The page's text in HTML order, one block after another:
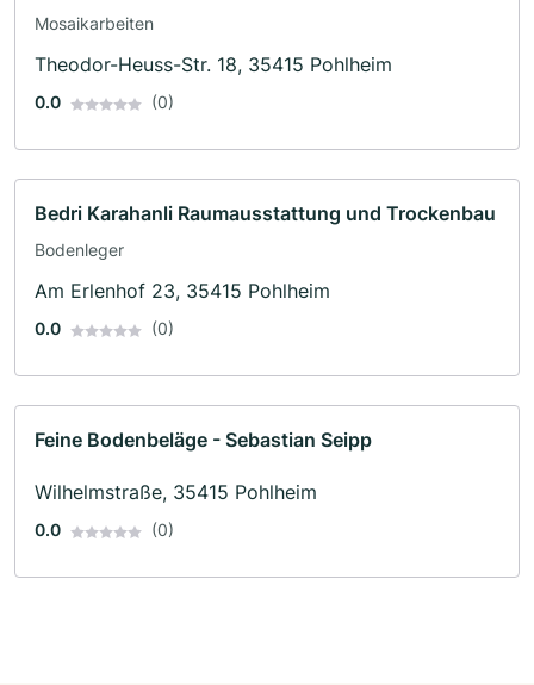
Mosaikarbeiten
Theodor-Heuss-Str. 18, 35415 Pohlheim
0.0 (0)
Bedri Karahanli Raumausstattung und Trockenbau
Bodenleger
Am Erlenhof 23, 35415 Pohlheim
0.0 (0)
Feine Bodenbeläge - Sebastian Seipp
Wilhelmstraße, 35415 Pohlheim
0.0 (0)